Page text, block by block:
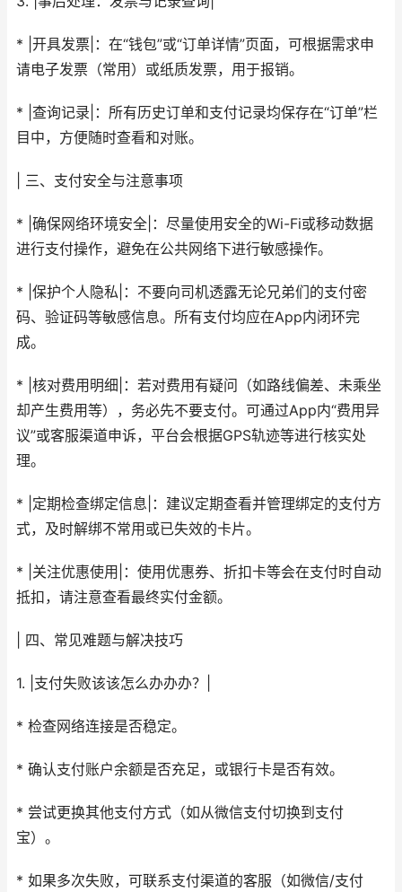
* |开具发票|：在“钱包”或“订单详情”页面，可根据需求申
请电子发票（常用）或纸质发票，用于报销。
* |查询记录|：所有历史订单和支付记录均保存在“订单”栏
目中，方便随时查看和对账。
| 三、支付安全与注意事项
* |确保网络环境安全|：尽量使用安全的Wi-Fi或移动数据
进行支付操作，避免在公共网络下进行敏感操作。
* |保护个人隐私|：不要向司机透露无论兄弟们的支付密
码、验证码等敏感信息。所有支付均应在App内闭环完
成。
* |核对费用明细|：若对费用有疑问（如路线偏差、未乘坐
却产生费用等），务必先不要支付。可通过App内“费用异
议”或客服渠道申诉，平台会根据GPS轨迹等进行核实处
理。
* |定期检查绑定信息|：建议定期查看并管理绑定的支付方
式，及时解绑不常用或已失效的卡片。
* |关注优惠使用|：使用优惠券、折扣卡等会在支付时自动
抵扣，请注意查看最终实付金额。
| 四、常见难题与解决技巧
1. |支付失败该该怎么办办办？|
* 检查网络连接是否稳定。
* 确认支付账户余额是否充足，或银行卡是否有效。
* 尝试更换其他支付方式（如从微信支付切换到支付
宝）。
* 如果多次失败，可联系支付渠道的客服（如微信/支付